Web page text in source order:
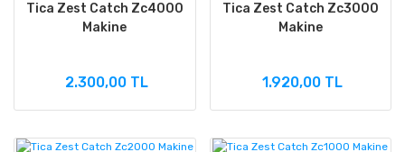
Tica Zest Catch Zc4000
Makine
2.300,00 TL
Tica Zest Catch Zc3000
Makine
1.920,00 TL